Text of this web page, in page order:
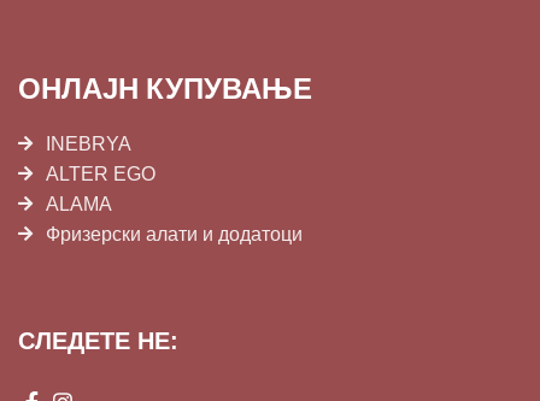
ОНЛАЈН КУПУВАЊЕ
INEBRYA
ALTER EGO
ALAMA
Фризерски алати и додатоци
СЛЕДЕТЕ НЕ: